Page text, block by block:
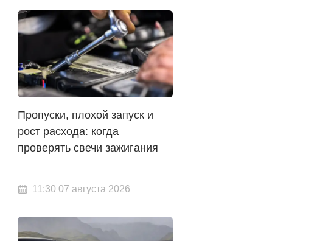
Пропуски, плохой запуск и
рост расхода: когда
проверять свечи зажигания
11:30 07 августа 2026